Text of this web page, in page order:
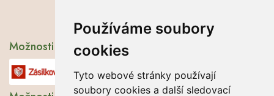
Používáme soubory
cookies
Tyto webové stránky používají
soubory cookies a další sledovací
Možnosti dopravy